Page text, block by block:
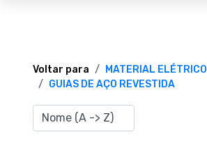
TERMOS E CONDIÇÕES
Voltar para
MATERIAL ELÉTRICO
GUIAS DE AÇO REVESTIDA